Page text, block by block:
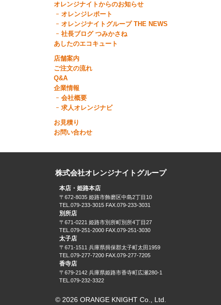
オレンジナイトからのお知らせ
オレンジレポート
オレンジナイトグループ THE NEWS
社長ブログ つみかさね
あしたのエコキュート
店舗案内
ご注文の流れ
Q&A
企業情報
会社概要
求人オレンジナビ
お見積り
お問い合わせ
株式会社オレンジナイトグループ
本店・姫路本店
〒672-8035 姫路市飾磨区中島2丁目10
TEL.079-233-3015 FAX.079-233-3031
別所店
〒671-0221 姫路市別所町別所4丁目27
TEL.079-251-2000 FAX.079-251-3030
太子店
〒671-1511 兵庫県揖保郡太子町太田1959
TEL.079-277-7200 FAX.079-277-7205
香寺店
〒679-2142 兵庫県姫路市香寺町広瀬280-1
TEL.079-232-3322
© 2026 ORANGE KNIGHT Co., Ltd.